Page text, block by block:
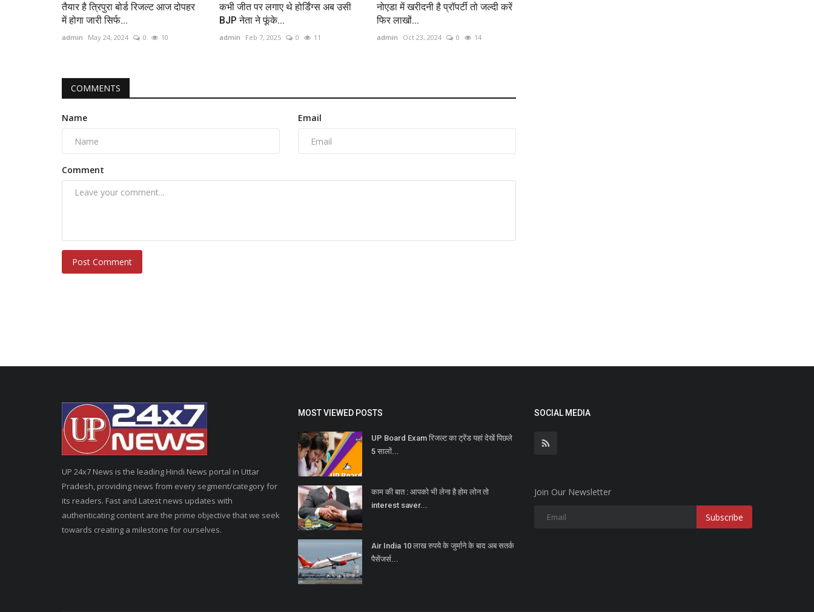
तैयार है त्रिपुरा बोर्ड रिजल्ट आज दोपहर
में होगा जारी सिर्फ...
admin May 24, 2024 0 10
कभी जीत पर लगाए थे होर्डिंग्स अब उसी
BJP नेता ने फूंके...
admin Feb 7, 2025 0 11
नोएडा में खरीदनी है प्रॉपर्टी तो जल्‍दी करें
फिर लाखों...
admin Oct 23, 2024 0 14
COMMENTS
Name Email
Comment
Post Comment
UP 24x7 News is the leading Hindi News portal in Uttar
Pradesh, providing news from every segment/category for
its readers. Fast and Latest news updates with
authenticating content are the prime objective that we seek
towards creating a milestone for ourselves.
MOST VIEWED POSTS
UP Board Exam रिजल्ट का ट्रेंड यहां देखें पिछले
5 सालों...
काम की बात : आपको भी लेना है होम लोन तो
interest saver...
Air India 10 लाख रुपये के जुर्माने के बाद अब सतर्क
पैसेंजर्स...
SOCIAL MEDIA
Join Our Newsletter
Subscribe